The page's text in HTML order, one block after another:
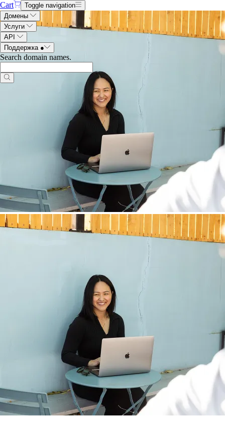
Cart
Toggle navigation
Домены
Услуги
API
Поддержка ●
Search domain names.